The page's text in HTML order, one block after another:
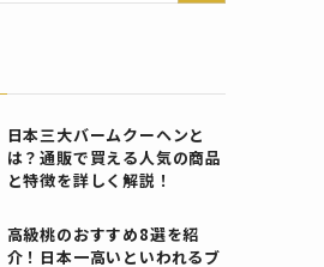
日本三大バームクーヘンと
は？通販で買える人気の商品
と特徴を詳しく解説！
高級桃のおすすめ8選を紹
介！日本一高いといわれるブ